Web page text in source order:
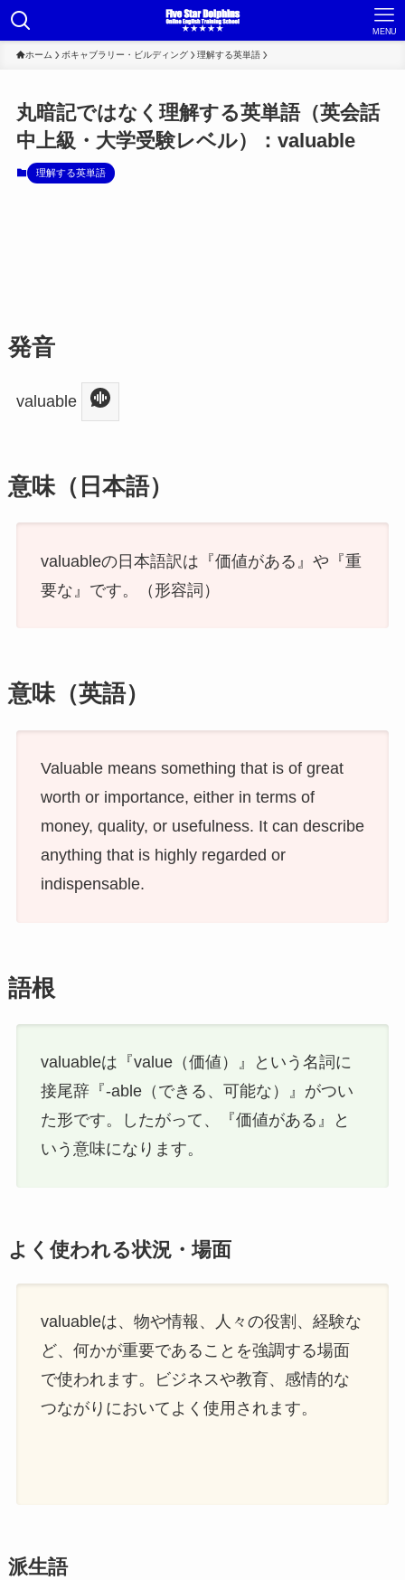
MENU
ホーム ボキャブラリー・ビルディング 理解する英単語
丸暗記ではなく理解する英単語（英会話
中上級・大学受験レベル）：valuable
理解する英単語
発音
valuable
意味（日本語）
valuableの日本語訳は『価値がある』や『重
要な』です。（形容詞）
意味（英語）
Valuable means something that is of great
worth or importance, either in terms of
money, quality, or usefulness. It can describe
anything that is highly regarded or
indispensable.
語根
valuableは『value（価値）』という名詞に
接尾辞『-able（できる、可能な）』がつい
た形です。したがって、『価値がある』と
いう意味になります。
よく使われる状況・場面
valuableは、物や情報、人々の役割、経験な
ど、何かが重要であることを強調する場面
で使われます。ビジネスや教育、感情的な
つながりにおいてよく使用されます。
派生語